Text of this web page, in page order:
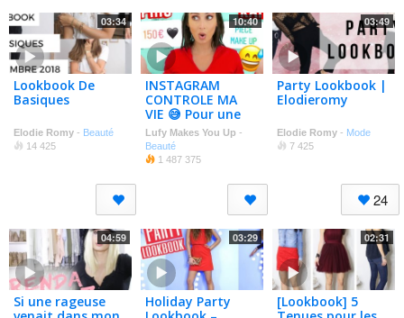
03:34
Lookbook De
Basiques
Elodie Romy - Beauté
14 425
10:40
INSTAGRAM
CONTROLE MA
VIE 😅 Pour une
journée à la
maison 🏡
Lufy Makes You Up -
Beauté
1 487 375
03:49
Party Lookbook |
Elodieromy
Elodie Romy- Mode
7 425
24
04:59
Si une rageuse
03:29
Holiday Party
02:31
[Lookbook] 5